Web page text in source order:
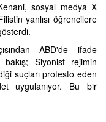
sosyal medya X
yanlısı öğrencilere
ABD'de ifade
bakış; Siyonist rejimin
suçları protesto eden
uygulanıyor. Bu bir